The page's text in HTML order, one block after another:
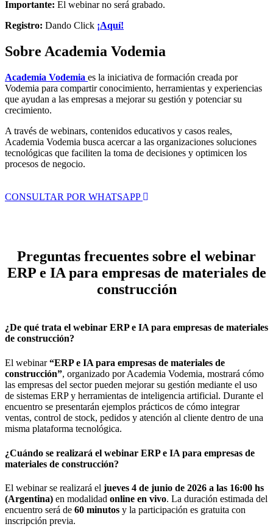
Importante: El webinar no será grabado.
Registro: Dando Click ¡Aquí!
Sobre Academia Vodemia
Academia Vodemia es la iniciativa de formación creada por
Vodemia para compartir conocimiento, herramientas y experiencias
que ayudan a las empresas a mejorar su gestión y potenciar su
crecimiento.
A través de webinars, contenidos educativos y casos reales,
Academia Vodemia busca acercar a las organizaciones soluciones
tecnológicas que faciliten la toma de decisiones y optimicen los
procesos de negocio.
CONSULTAR POR WHATSAPP
Preguntas frecuentes sobre el webinar
ERP e IA para empresas de materiales de
construcción
¿De qué trata el webinar ERP e IA para empresas de materiales
de construcción?
El webinar“ERP e IA para empresas de materiales de
construcción”, organizado por Academia Vodemia, mostrará cómo
las empresas del sector pueden mejorar su gestión mediante el uso
de sistemas ERP y herramientas de inteligencia artificial. Durante el
encuentro se presentarán ejemplos prácticos de cómo integrar
ventas, control de stock, pedidos y atención al cliente dentro de una
misma plataforma tecnológica.
¿Cuándo se realizará el webinar ERP e IA para empresas de
materiales de construcción?
El webinar se realizará el jueves 4 de junio de 2026 a las 16:00 hs
(Argentina) en modalidad online en vivo. La duración estimada del
encuentro será de 60 minutos y la participación es gratuita con
inscripción previa.